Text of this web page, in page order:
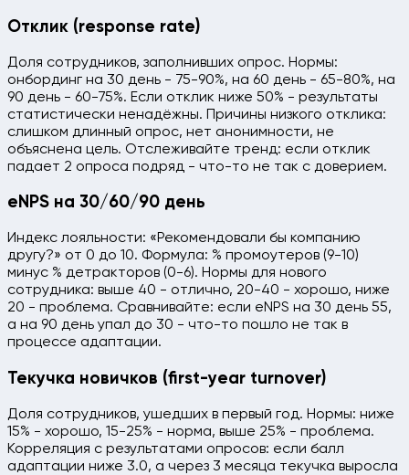
Отклик (response rate)
Доля сотрудников, заполнивших опрос. Нормы:
онбординг на 30 день - 75-90%, на 60 день - 65-80%, на
90 день - 60-75%. Если отклик ниже 50% - результаты
статистически ненадёжны. Причины низкого отклика:
слишком длинный опрос, нет анонимности, не
объяснена цель. Отслеживайте тренд: если отклик
падает 2 опроса подряд - что-то не так с доверием.
eNPS на 30/60/90 день
Индекс лояльности: «Рекомендовали бы компанию
другу?» от 0 до 10. Формула: % промоутеров (9-10)
минус % детракторов (0-6). Нормы для нового
сотрудника: выше 40 - отлично, 20-40 - хорошо, ниже
20 - проблема. Сравнивайте: если eNPS на 30 день 55,
а на 90 день упал до 30 - что-то пошло не так в
процессе адаптации.
Текучка новичков (first-year turnover)
Доля сотрудников, ушедших в первый год. Нормы: ниже
15% - хорошо, 15-25% - норма, выше 25% - проблема.
Корреляция с результатами опросов: если балл
адаптации ниже 3.0, а через 3 месяца текучка выросла